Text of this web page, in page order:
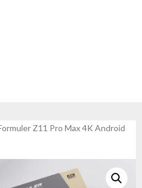
Z11 Pro Max 4K Android